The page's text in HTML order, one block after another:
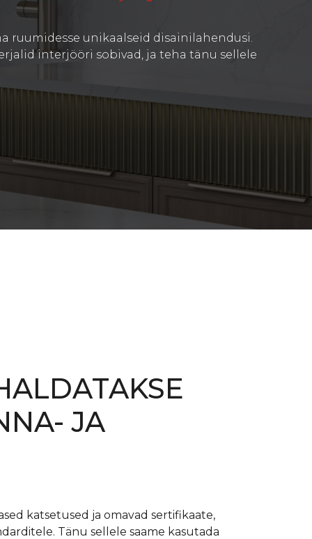
ruumidesse unikaalseid disainilahendusi.
interjööri sobivad, ja teha tänu sellele
JA
katsetused ja omavad sertifikaate,
Tänu sellele saame kasutada